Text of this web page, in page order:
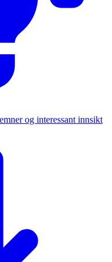
og interessant innsikt